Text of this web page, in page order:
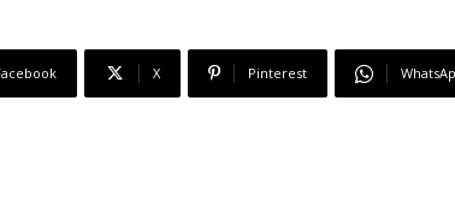
X Pinterest